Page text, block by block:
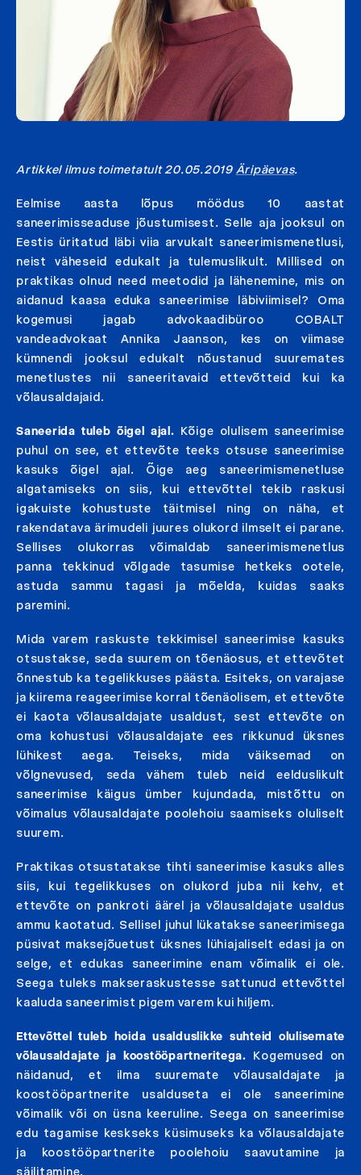
Artikkel ilmus toimetatult 20.05.2019 Äripäevas.
Eelmise aasta lõpus möödus 10 aastat
saneerimisseaduse jõustumisest. Selle aja jooksul on
Eestis üritatud läbi viia arvukalt saneerimismenetlusi,
neist väheseid edukalt ja tulemuslikult. Millised on
praktikas olnud need meetodid ja lähenemine, mis on
aidanud kaasa eduka saneerimise läbiviimisel? Oma
kogemusi jagab advokaadibüroo COBALT
vandeadvokaat Annika Jaanson, kes on viimase
kümnendi jooksul edukalt nõustanud suuremates
menetlustes nii saneeritavaid ettevõtteid kui ka
võlausaldajaid.
Saneerida tuleb õigel ajal. Kõige olulisem saneerimise
puhul on see, et ettevõte teeks otsuse saneerimise
kasuks õigel ajal. Õige aeg saneerimismenetluse
algatamiseks on siis, kui ettevõttel tekib raskusi
igakuiste kohustuste täitmisel ning on näha, et
rakendatava ärimudeli juures olukord ilmselt ei parane.
Sellises olukorras võimaldab saneerimismenetlus
panna tekkinud võlgade tasumise hetkeks ootele,
astuda sammu tagasi ja mõelda, kuidas saaks
paremini.
Mida varem raskuste tekkimisel saneerimise kasuks
otsustakse, seda suurem on tõenäosus, et ettevõtet
õnnestub ka tegelikkuses päästa. Esiteks, on varajase
ja kiirema reageerimise korral tõenäolisem, et ettevõte
ei kaota võlausaldajate usaldust, sest ettevõte on
oma kohustusi võlausaldajate ees rikkunud üksnes
lühikest aega. Teiseks, mida väiksemad on
võlgnevused, seda vähem tuleb neid eelduslikult
saneerimise käigus ümber kujundada, mistõttu on
võimalus võlausaldajate poolehoiu saamiseks oluliselt
suurem.
Praktikas otsustatakse tihti saneerimise kasuks alles
siis, kui tegelikkuses on olukord juba nii kehv, et
ettevõte on pankroti äärel ja võlausaldajate usaldus
ammu kaotatud. Sellisel juhul lükatakse saneerimisega
püsivat maksejõuetust üksnes lühiajaliselt edasi ja on
selge, et edukas saneerimine enam võimalik ei ole.
Seega tuleks makseraskustesse sattunud ettevõttel
kaaluda saneerimist pigem varem kui hiljem.
Ettevõttel tuleb hoida usalduslikke suhteid olulisemate
võlausaldajate ja koostööpartneritega. Kogemused on
näidanud, et ilma suuremate võlausaldajate ja
koostööpartnerite usalduseta ei ole saneerimine
võimalik või on üsna keeruline. Seega on saneerimise
edu tagamise keskseks küsimuseks ka võlausaldajate
ja koostööpartnerite poolehoiu saavutamine ja
säilitamine.